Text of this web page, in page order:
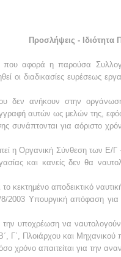
Προσλήψεις -
αφορά η παρούσα
οι διαδικασίες ευρέσεως
δεν ανήκουν στην
αυτών ως μελών της,
συνάπτονται για αόριστο
η Οργανική Σύνθεση των Ε/Γ -
και κανείς δεν θα
κεκτημένο αποδεικτικό
8/2003 Υπουργική απόφαση
υποχρέωση να
Γ΄, Πλοιάρχου και
χρόνο απαιτείται για την